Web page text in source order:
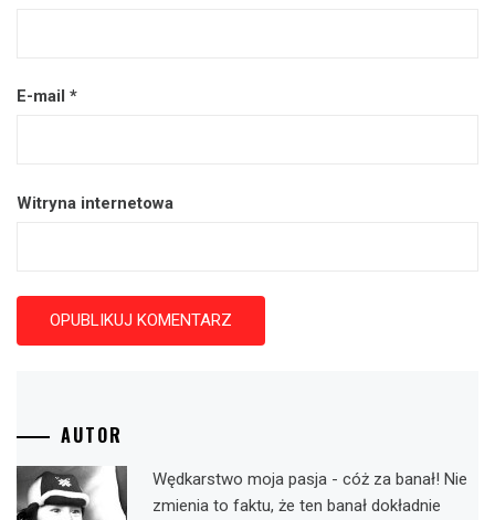
E-mail *
Witryna internetowa
AUTOR
Wędkarstwo moja pasja - cóż za banał! Nie
zmienia to faktu, że ten banał dokładnie